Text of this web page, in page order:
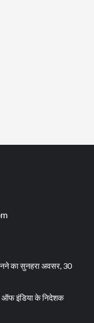
का सुनहरा अवसर, 30
ऑफ इंडिया के निदेशक